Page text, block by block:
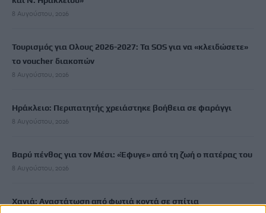
8 Αυγούστου, 2026
Τουρισμός για Ολους 2026-2027: Τα SOS για να «κλειδώσετε»
το voucher διακοπών
8 Αυγούστου, 2026
Ηράκλειο: Περιπατητής χρειάστηκε βοήθεια σε φαράγγι
8 Αυγούστου, 2026
Βαρύ πένθος για τον Μέσι: «Έφυγε» από τη ζωή ο πατέρας του
8 Αυγούστου, 2026
Χανιά: Αναστάτωση από φωτιά κοντά σε σπίτια